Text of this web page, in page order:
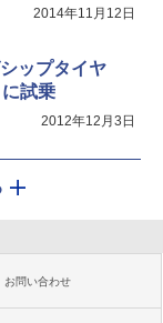
2014年11月12日
ップタイヤ
試乗
2012年12月3日
お問い合わせ